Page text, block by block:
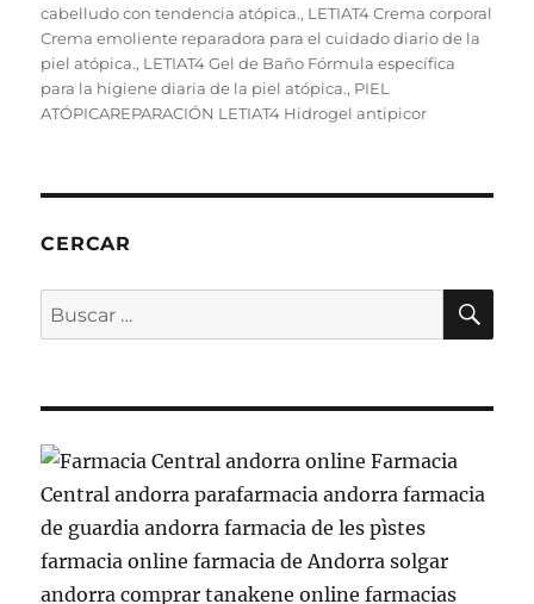
cabelludo con tendencia atópica., LETIAT4 Crema corporal
Crema emoliente reparadora para el cuidado diario de la
piel atópica., LETIAT4 Gel de Baño Fórmula específica
para la higiene diaria de la piel atópica., PIEL
ATÓPICAREPARACIÓN LETIAT4 Hidrogel antipicor
CERCAR
Buscar
por: